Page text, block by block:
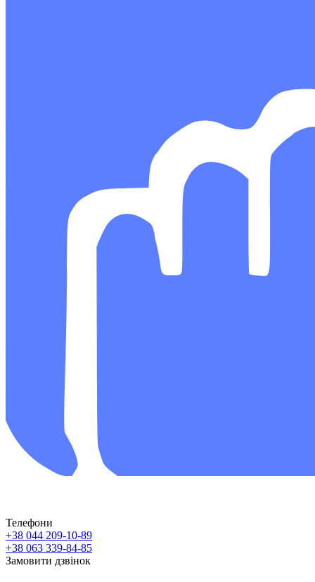
Телефони
+38 044 209-10-89
+38 063 339-84-85
Замовити дзвінок